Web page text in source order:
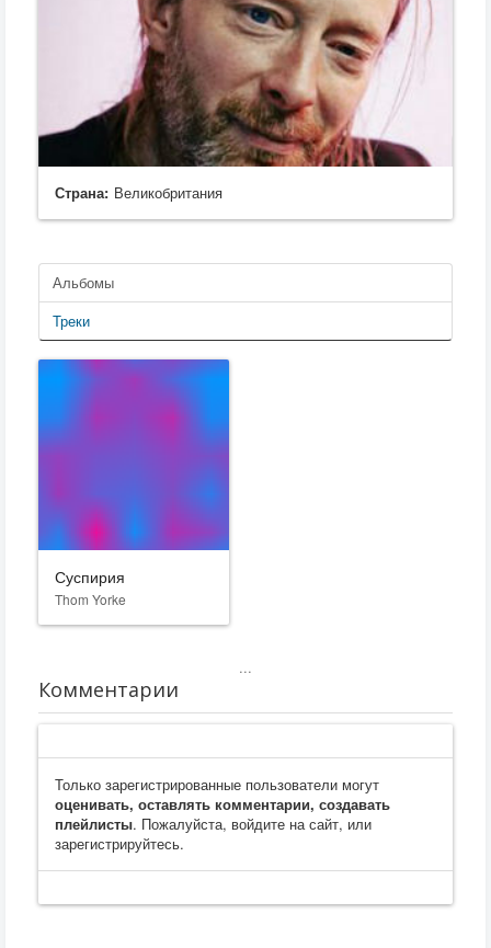
Страна: Великобритания
Альбомы
Треки
Суспирия
Thom Yorke
...
Комментарии
Только зарегистрированные пользователи могут
оценивать, оставлять комментарии, создавать
плейлисты. Пожалуйста, войдите на сайт, или
зарегистрируйтесь.